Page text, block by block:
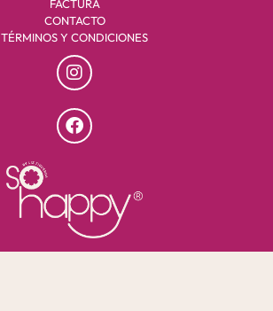
FACTURA
CONTACTO
TÉRMINOS Y CONDICIONES